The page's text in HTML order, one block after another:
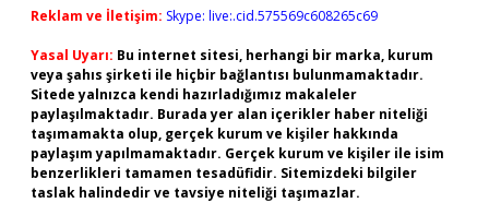
Reklam ve İletişim: Skype: live:.cid.575569c608265c69
Yasal Uyarı: Bu internet sitesi, herhangi bir marka, kurum
veya şahıs şirketi ile hiçbir bağlantısı bulunmamaktadır.
Sitede yalnızca kendi hazırladığımız makaleler
paylaşılmaktadır. Burada yer alan içerikler haber niteliği
taşımamakta olup, gerçek kurum ve kişiler hakkında
paylaşım yapılmamaktadır. Gerçek kurum ve kişiler ile isim
benzerlikleri tamamen tesadüfidir. Sitemizdeki bilgiler
taslak halindedir ve tavsiye niteliği taşımazlar.